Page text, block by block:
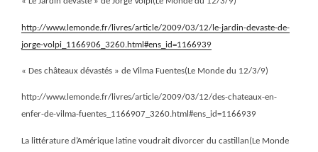
http://www.lemonde.fr/livres/article/2009/03/12/le-jardin-devaste-de-
jorge-volpi_1166906_3260.html#ens_id=1166939
« Des châteaux dévastés » de Vilma Fuentes(Le Monde du 12/3/9)
http://www.lemonde.fr/livres/article/2009/03/12/des-chateaux-en-
enfer-de-vilma-fuentes_1166907_3260.html#ens_id=1166939
La littérature d’Amérique latine voudrait divorcer du castillan(Le Monde